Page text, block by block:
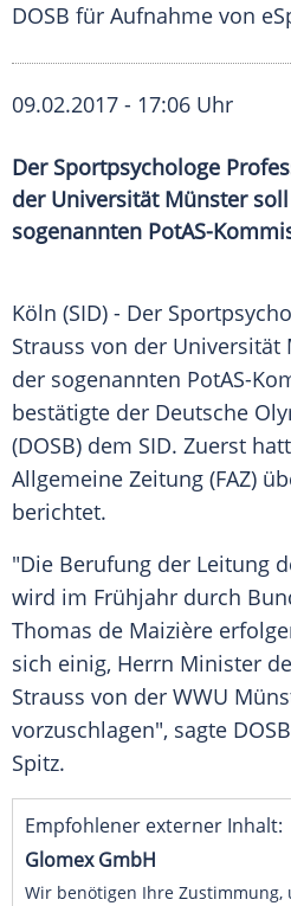
DOSB für Aufnahme von
09.02.2017 - 17:06 Uhr
Der Sportpsychologe
der Universität Münster
sogenannten PotAS-
Köln (SID) - Der
Strauss von der Universität
der sogenannten PotAS-
bestätigte der Deutsche
(DOSB) dem SID. Zuerst
Allgemeine Zeitung (FAZ)
berichtet.
"Die Berufung der Leitung
wird im Frühjahr durch
Thomas de Maizière
sich einig, Herrn Minister
Strauss von der WWU
vorzuschlagen", sagte
Spitz.
Empfohlener externer Inhalt:
Glomex GmbH
Wir benötigen Ihre Zustimmung,